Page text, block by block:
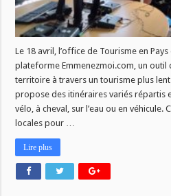
Le 18 avril, l’office de Tourisme en
plateforme Emmenezmoi.com, un outil
territoire à travers un tourisme plus
propose des itinéraires variés répartis
vélo, à cheval, sur l’eau ou en véhicule.
locales pour …
Lire plus